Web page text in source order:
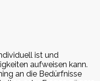
ist und
aufweisen kann.
an die Bedürfnisse